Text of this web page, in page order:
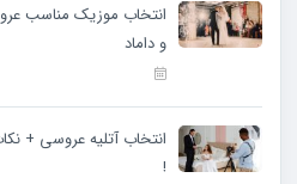
انتخاب موزیک مناسب
و داماد
انتخاب آتلیه عروسی +
!